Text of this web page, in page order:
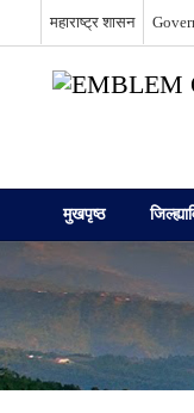
महाराष्ट्र शासन
मुखपृष्ठ